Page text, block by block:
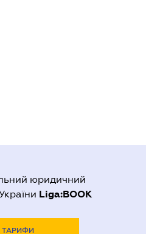
юридичний
Liga:BOOK
ТАРИФИ